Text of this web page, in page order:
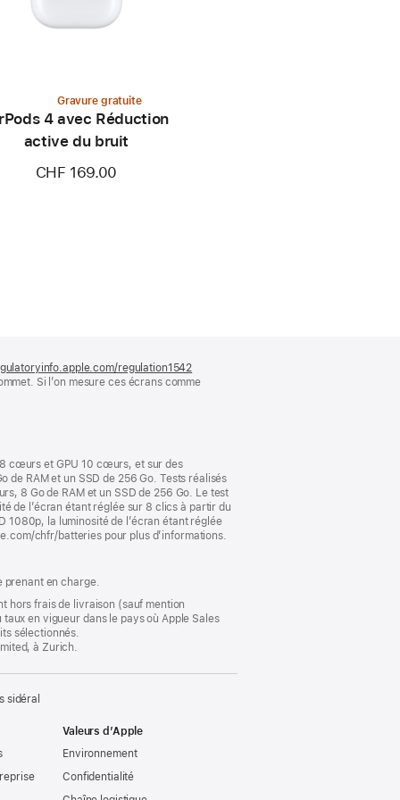
Gravure gratuite
4 avec Réduction
active du bruit
CHF 169.00
regulation1542
dans
Si l’on mesure ces écrans comme
8 cœurs et GPU 10 cœurs, et sur des
RAM et un SSD de 256 Go. Tests réalisés
8 Go de RAM et un SSD de 256 Go. Le test
de l’écran étant réglée sur 8 clics à partir du
1080p, la luminosité de l’écran étant réglée
chfr/batteries pour plus d’informations.
prenant en charge.
hors frais de livraison (sauf mention
en vigueur dans le pays où Apple Sales
sélectionnés.
à Zurich.
sidéral
Valeurs d’Apple
Environnement
Confidentialité